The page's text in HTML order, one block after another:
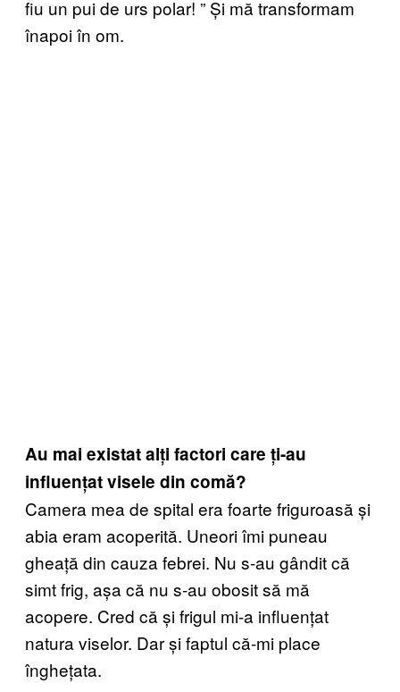
fiu un pui de urs polar! ” Și mă transformam
înapoi în om.
Au mai existat alți factori care ți-au
influențat visele din comă?
Camera mea de spital era foarte friguroasă și
abia eram acoperită. Uneori îmi puneau
gheață din cauza febrei. Nu s-au gândit că
simt frig, așa că nu s-au obosit să mă
acopere. Cred că și frigul mi-a influențat
natura viselor. Dar și faptul că-mi place
înghețata.